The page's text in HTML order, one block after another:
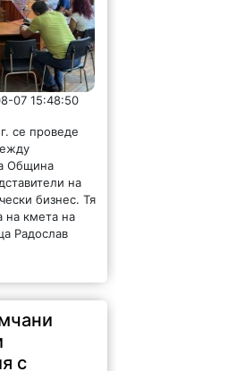
07 15:48:50
се проведе
Община
на
бизнес. Тя
на кмета на
Радослав
с